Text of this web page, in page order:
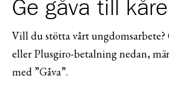
Ge gåva till
Vill du stötta vårt ungdomsarbete?
eller Plusgiro-betalning nedan,
med ”Gåva”.